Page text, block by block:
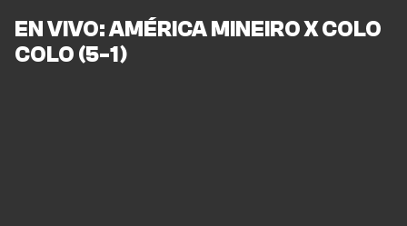
EN VIVO: AMÉRICA MINEIRO X COLO
COLO (5-1)